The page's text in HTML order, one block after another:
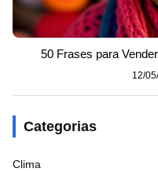
50 Frases para
12/
Categorias
Clima